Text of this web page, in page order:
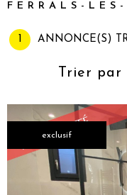
FERRALS-LES-
1 ANNONCE(S)
Trier par
exclusif